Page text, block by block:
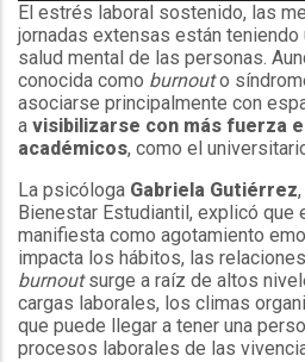
El estrés laboral sostenido, las
jornadas extensas están
salud mental de las personas.
conocida como burnouto
asociarse principalmente con
a visibilizarse con más fuerza
académicos, como el
La psicóloga Gabriela Gutiérrez
Bienestar Estudiantil, explicó
manifiesta como agotamiento
impacta los hábitos, las relaciones
burnoutsurge a raíz de altos
cargas laborales, los climas
que puede llegar a tener una
procesos laborales de las